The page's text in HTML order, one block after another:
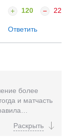
120 22
Ответить
более
и матчасть